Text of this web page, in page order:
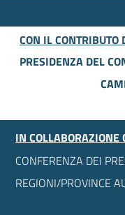
CON IL CONTRIBUTO
PRESIDENZA DEL
IN COLLABORAZIONE
CONFERENZA DEI
REGIONI/PROVINCE